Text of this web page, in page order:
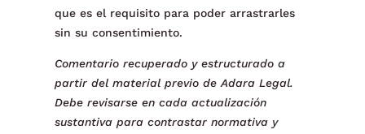
que es el requisito para poder arrastrarles
sin su consentimiento.
Comentario recuperado y estructurado a
partir del material previo de Adara Legal.
Debe revisarse en cada actualización
sustantiva para contrastar normativa y